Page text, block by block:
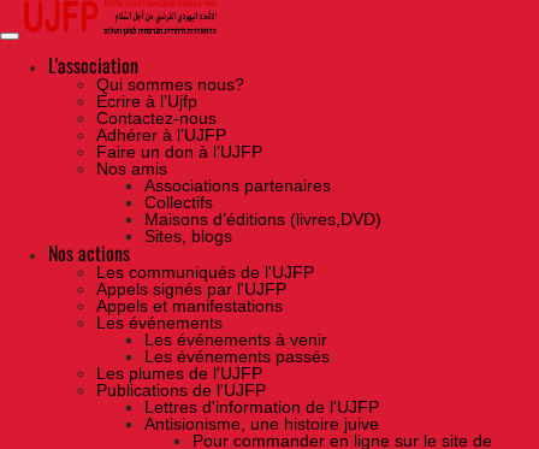
Skip
the
contentL'association
Qui sommes nous?
Ecrire à l’Ujfp
Contactez-nous
Adhérer à l’UJFP
Faire un don à l’UJFP
Nos amis
Associations partenaires
Collectifs
Maisons d’éditions (livres,DVD)
Sites, blogs
Nos actions
Les communiqués de l'UJFP
Appels signés par l'UJFP
Appels et manifestations
Les événements
Les événements à venir
Les événements passés
Les plumes de l'UJFP
Publications de l'UJFP
Lettres d'information de l'UJFP
Antisionisme, une histoire juive
Pour commander en ligne sur le site de